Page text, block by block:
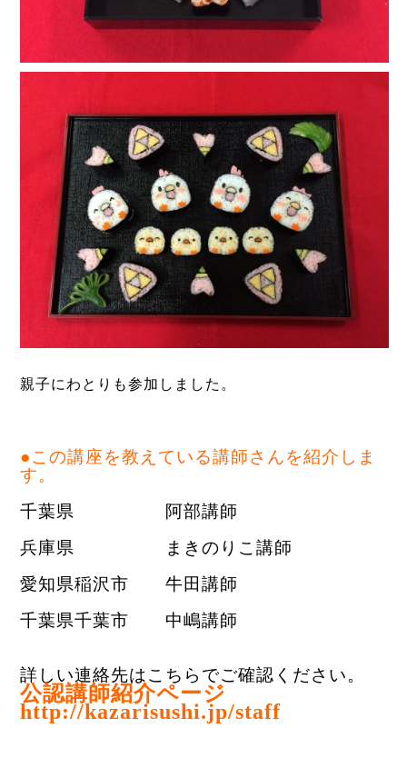
親子にわとりも参加しました。
●この講座を教えている講師さんを紹介しま
す。
千葉県 阿部講師
兵庫県 まきのりこ講師
愛知県稲沢市 牛田講師
千葉県千葉市 中嶋講師
詳しい連絡先はこちらでご確認ください。
公認講師紹介ページ
http://kazarisushi.jp/staff